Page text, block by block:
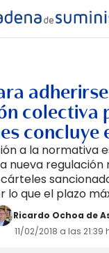
colectiva
concluye
a la normativa
nueva regulación
lo que el plazo
Ricardo Ochoa de
11/02/2018 a las 21:39